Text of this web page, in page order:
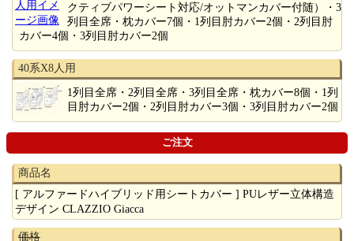
クティブパワーシート対応/オットマンカバー付随）・3
列目全席・枕カバー7個・1列目肘カバー2個・2列目肘
カバー4個・3列目肘カバー2個
40系X8人用
1列目全席・2列目全席・3列目全席・枕カバー8個・1列
目肘カバー2個・2列目肘カバー3個・3列目肘カバー2個
ご注文
商品名
[ アルファードハイブリッド用シートカバー ] PUレザー立体構造
デザイン CLAZZIO Giacca
価格